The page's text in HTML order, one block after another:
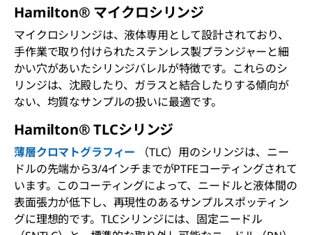
Hamilton® マイクロシリンジ
マイクロシリンジは、液体専用として設計されており、
手作業で取り付けられたステンレス製プランジャーと細
かい穴があいたシリンジバレルが特徴です。これらのシ
リンジは、沈殿したり、ガラスと結合したりする傾向が
ない、均質なサンプルの扱いに最適です。
Hamilton® TLCシリンジ
薄層クロマトグラフィー （TLC）用のシリンジは、ニー
ドルの先端から3/4インチまでがPTFEコーティングされて
います。このコーティングによって、ニードルと液体間の
表面張力が低下し、再現性のあるサンプルスポッティン
グに理想的です。TLCシリンジには、固定ニードル